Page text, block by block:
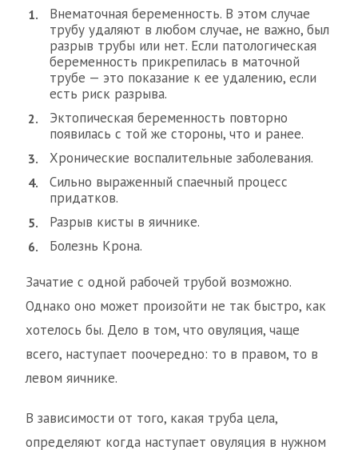
Внематочная беременность. В этом случае
трубу удаляют в любом случае, не важно, был
разрыв трубы или нет. Если патологическая
беременность прикрепилась в маточной
трубе — это показание к ее удалению, если
есть риск разрыва.
Эктопическая беременность повторно
появилась с той же стороны, что и ранее.
Хронические воспалительные заболевания.
Сильно выраженный спаечный процесс
придатков.
Разрыв кисты в яичнике.
Болезнь Крона.
Зачатие с одной рабочей трубой возможно.
Однако оно может произойти не так быстро, как
хотелось бы. Дело в том, что овуляция, чаще
всего, наступает поочередно: то в правом, то в
левом яичнике.
В зависимости от того, какая труба цела,
определяют когда наступает овуляция в нужном